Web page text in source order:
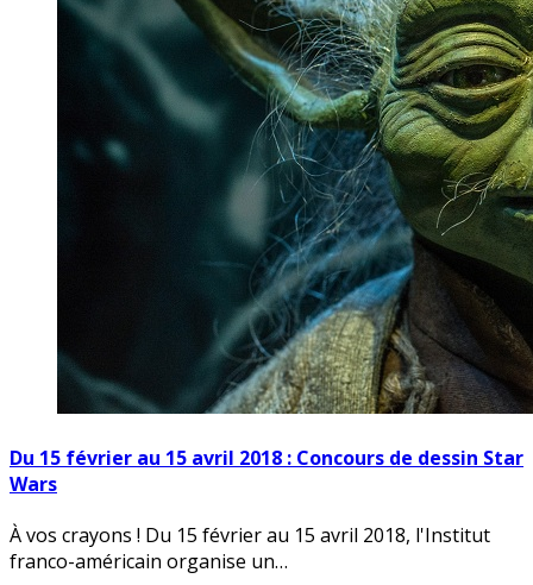
Du 15 février au 15 avril 2018 : Concours de dessin Star
Wars
À vos crayons ! Du 15 février au 15 avril 2018, l'Institut
franco-américain organise un…